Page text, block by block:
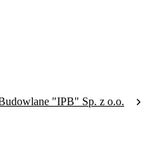
"IPB" Sp. z o.o.